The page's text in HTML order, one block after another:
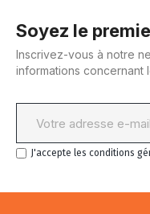
Soyez le
Inscrivez-vous à notre
informations concernant
J'accepte les conditions